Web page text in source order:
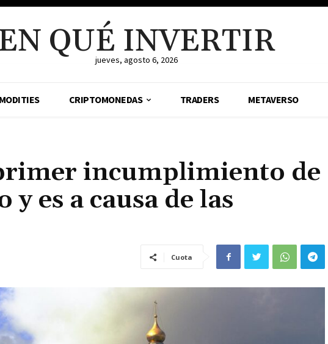
QUÉ INVERTIR
jueves, agosto 6, 2026
CRIPTOMONEDAS TRADERS METAVERSO
incumplimiento de
y es a causa de las
Cuota